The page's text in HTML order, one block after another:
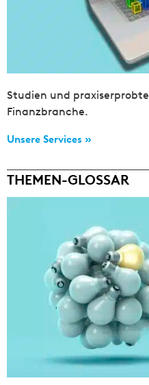
Studien und
Finanzbranche.
Unsere Services »
THEMEN-GLOSSAR